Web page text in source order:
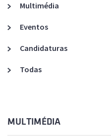
Multimédia
Eventos
Candidaturas
Todas
MULTIMÉDIA